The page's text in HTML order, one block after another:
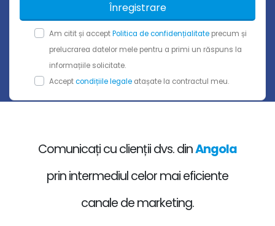
Înregistrare
Am citit și acceptPolitica de confidențialitate precum și
prelucrarea datelor mele pentru a primi un răspuns la
informațiile solicitate.
Acceptcondițiile legale atașate la contractul meu.
Comunicați cu clienții dvs. dinAngola
prin intermediul celor mai eficiente
canale de marketing.